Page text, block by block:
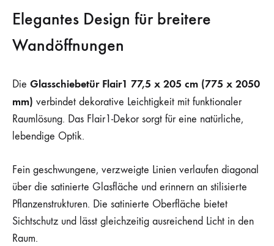
Elegantes Design für breitere
Wandöffnungen
Die Glasschiebetür Flair1 77,5 x 205 cm (775 x 2050
mm) verbindet dekorative Leichtigkeit mit funktionaler
Raumlösung. Das Flair1-Dekor sorgt für eine natürliche,
lebendige Optik.
Fein geschwungene, verzweigte Linien verlaufen diagonal
über die satinierte Glasfläche und erinnern an stilisierte
Pflanzenstrukturen. Die satinierte Oberfläche bietet
Sichtschutz und lässt gleichzeitig ausreichend Licht in den
Raum.